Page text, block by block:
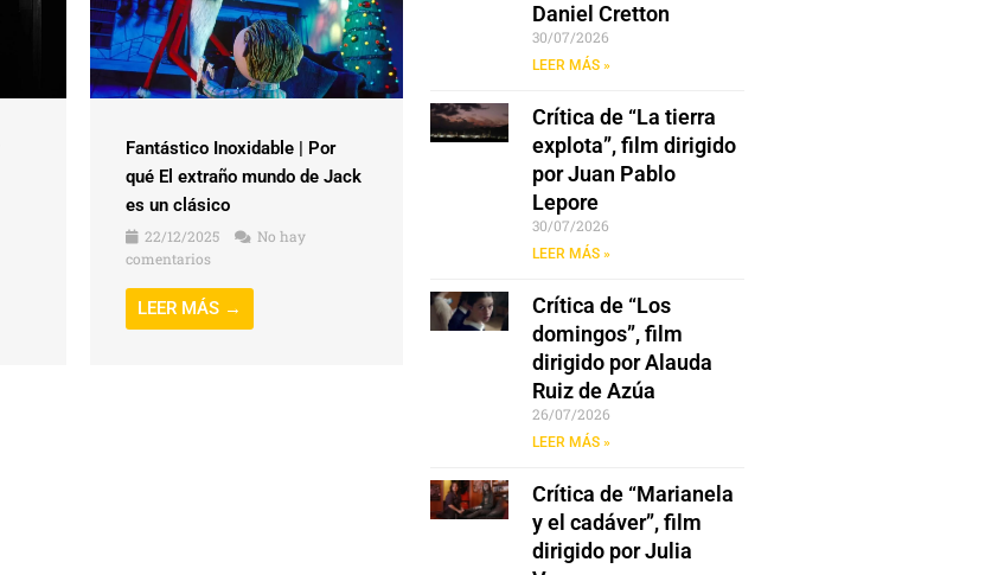
Fantástico Inoxidable | Por
qué El extraño mundo de Jack
es un clásico
22/12/2025
No hay
comentarios
LEER MÁS →
Daniel Cretton
30/07/2026
LEER MÁS »
Crítica de “La tierra
explota”, film dirigido
por Juan Pablo
Lepore
30/07/2026
LEER MÁS »
Crítica de “Los
domingos”, film
dirigido por Alauda
Ruiz de Azúa
26/07/2026
LEER MÁS »
Crítica de “Marianela
y el cadáver”, film
dirigido por Julia